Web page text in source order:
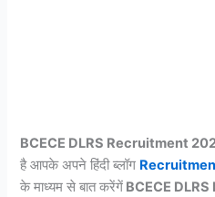
BCECE DLRS Recruitment
है आपके अपने हिंदी ब्लॉग
के माध्यम से बात करेंगें BCECE